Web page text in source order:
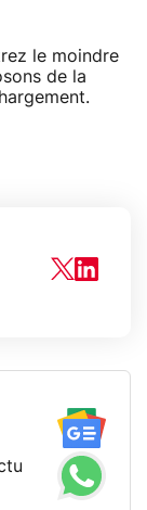
le moindre
de la